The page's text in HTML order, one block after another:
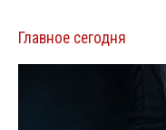
Главное сегодня